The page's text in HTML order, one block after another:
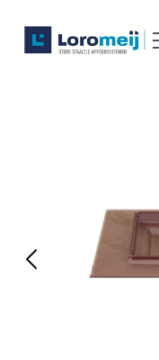
Poedercoaten
Over ons